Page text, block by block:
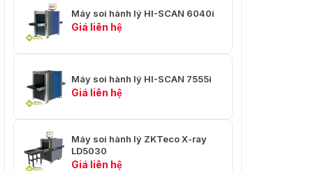
Tiêu thụ năng
lượng
Kích thước
1.445 (C) [mm]
Trọng lượng
Tiêu chuẩn bảo vệ
Máy soi hành lý HI-SCAN 6040i
Giá liên hệ
Máy soi hành lý HI-SCAN 7555i
Giá liên hệ
Máy soi hành lý ZKTeco X-ray
LD5030
Giá liên hệ